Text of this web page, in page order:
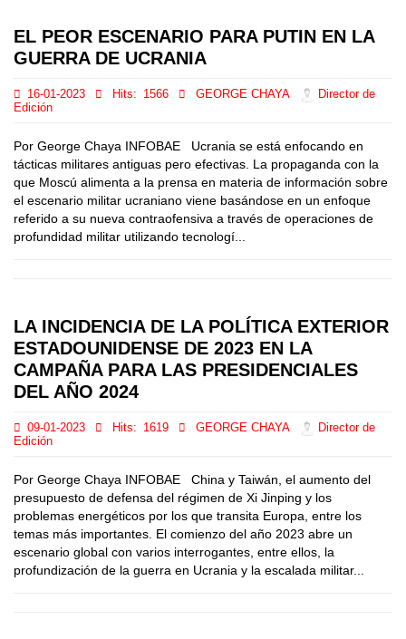
EL PEOR ESCENARIO PARA PUTIN EN LA
GUERRA DE UCRANIA
16-01-2023 Hits: 1566 GEORGE CHAYA
Director de
Edición
Por George Chaya INFOBAE Ucrania se está enfocando en
tácticas militares antiguas pero efectivas. La propaganda con la
que Moscú alimenta a la prensa en materia de información sobre
el escenario militar ucraniano viene basándose en un enfoque
referido a su nueva contraofensiva a través de operaciones de
profundidad militar utilizando tecnologí...
LA INCIDENCIA DE LA POLÍTICA EXTERIOR
ESTADOUNIDENSE DE 2023 EN LA
CAMPAÑA PARA LAS PRESIDENCIALES
DEL AÑO 2024
09-01-2023 Hits: 1619 GEORGE CHAYA
Director de
Edición
Por George Chaya INFOBAE China y Taiwán, el aumento del
presupuesto de defensa del régimen de Xi Jinping y los
problemas energéticos por los que transita Europa, entre los
temas más importantes. El comienzo del año 2023 abre un
escenario global con varios interrogantes, entre ellos, la
profundización de la guerra en Ucrania y la escalada militar...